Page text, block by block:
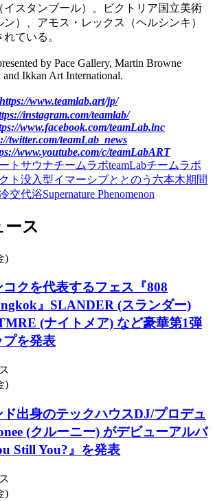
イスタンブール）、ビクトリア国立美術
）、アモス・レックス（ヘルシンキ）
ている。
by Pace Gallery, Martin Browne
and Ikkan Art International.
https://www.teamlab.art/jp/
instagram.com/teamlab/
www.facebook.com/teamLab.inc
twitter.com/teamLab_news
www.youtube.com/c/teamLabART
ト サウナチームラボteamLabチームラボ
ト 没入型イマーシブととのう 六本木期間
交代浴Supernature Phenomenon
ース
)
コクを代表するフェス『808
』SLANDER (スランダー)
(ナイトメア) など豪華第1弾
プを発表
)
出身のテックハウスDJ/プロデュ
(クルーニー) がデビューアルバ
Still You?』を発表
)